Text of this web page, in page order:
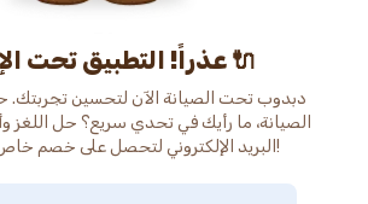
عذراً! التطبيق تحت الإصلاح 🔌
دبدوب تحت الصيانة الآن لتحسين تجربتك.
الصيانة، ما رأيك في تحدي سريع؟ حل اللغز
البريد الإلكتروني لتحصل على خصم خاص من دبدوب!